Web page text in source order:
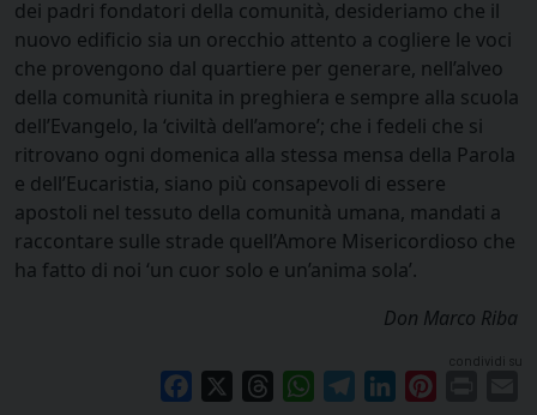
dei padri fondatori della comunità, desideriamo che il
nuovo edificio sia un orecchio attento a cogliere le voci
che provengono dal quartiere per generare, nell’alveo
della comunità riunita in preghiera e sempre alla scuola
dell’Evangelo, la ‘civiltà dell’amore’; che i fedeli che si
ritrovano ogni domenica alla stessa mensa della Parola
e dell’Eucaristia, siano più consapevoli di essere
apostoli nel tessuto della comunità umana, mandati a
raccontare sulle strade quell’Amore Misericordioso che
ha fatto di noi ‘un cuor solo e un’anima sola’.
Don Marco Riba
condividi su
Facebook ThreadsWhatsAppTelegramLinkedIn